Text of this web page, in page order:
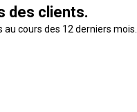
des clients.
au cours des 12 derniers mois.